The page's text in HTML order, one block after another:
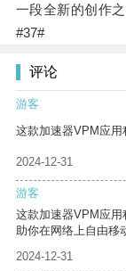
一段全新的创作之
#37#
评论
游客
这款加速器VPM应用
2024-12-31
游客
这款加速器VPM应
助你在网络上自由移
2024-12-31